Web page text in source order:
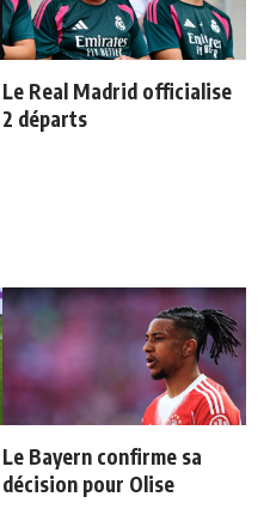
Le Real Madrid officialise
2 départs
Le Bayern confirme sa
décision pour Olise